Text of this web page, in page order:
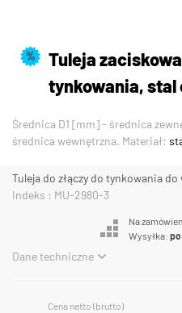
%
Tuleja
tynkowania, stal
Średnica D1 [mm] - średnica
średnica wewnętrzna. Materiał:
Tuleja do złączy do tynkowania do
Indeks : MU-2980-3
Na
Wysyłka:
Dane techniczne
Cena netto (brutto)